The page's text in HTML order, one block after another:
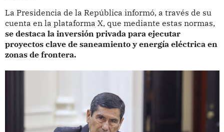
La Presidencia de la República informó, a través de su
cuenta en la plataforma X, que mediante estas normas,
se destaca la inversión privada para ejecutar
proyectos clave de saneamiento y energía eléctrica en
zonas de frontera.